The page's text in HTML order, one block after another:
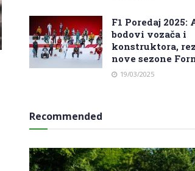
F1 Poredaj
bodovi vozača i
konstruktora,
nove sezone
19/03/2025
Recommended